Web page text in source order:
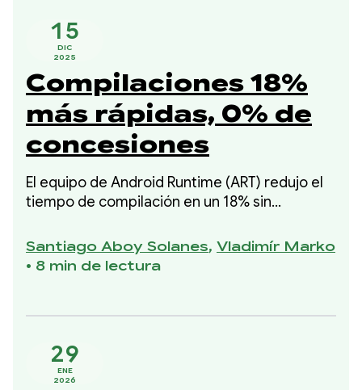
15
DIC
2025
Compilaciones 18%
más rápidas, 0% de
concesiones
El equipo de Android Runtime (ART) redujo el
tiempo de compilación en un 18% sin
regresión de memoria máxima. Esta mejora
formó parte de nuestra iniciativa de 2025
código compilado.
Santiago Aboy Solanes, Vladimír Marko
• 8 min de lectura
29
ENE
2026